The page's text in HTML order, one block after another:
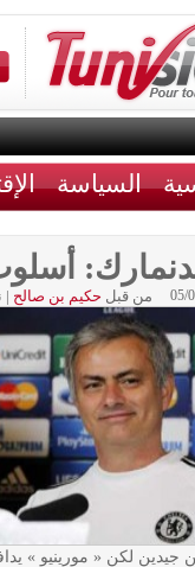
السياسة
من قبل حكيم بن صالح |
جيدين لكن « مورينيو »